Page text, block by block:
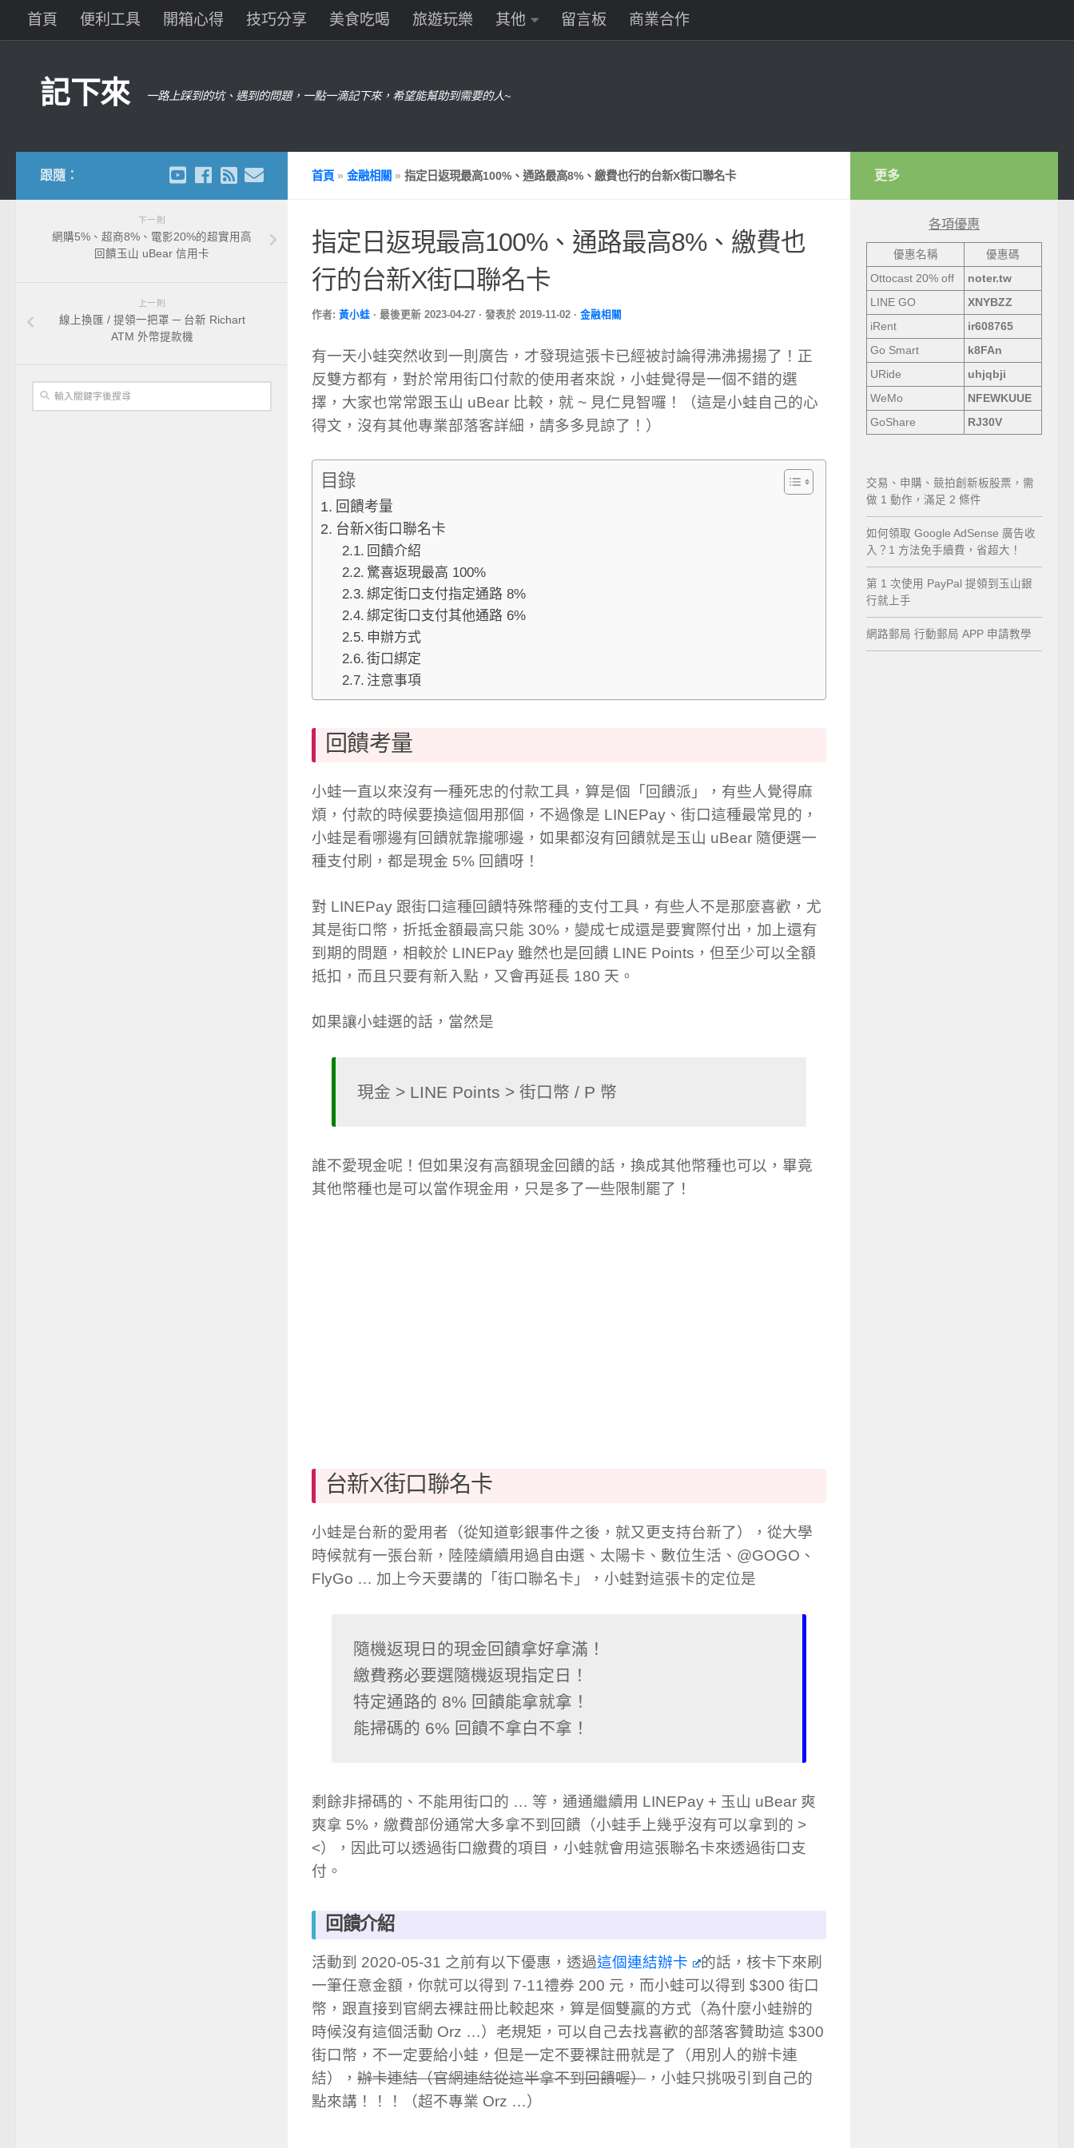
首頁 便利工具 開箱心得 技巧分享 美食吃喝 旅遊玩樂 其他 留言板 商業合作
記下來 一路上踩到的坑、遇到的問題，一點一滴記下來，希望能幫助到需要的人~
首頁 » 金融相關 » 指定日返現最高100%、通路最高8%、繳費也行的台新X街口聯名卡
指定日返現最高100%、通路最高8%、繳費也
行的台新X街口聯名卡
作者: 黃小蛙 · 最後更新 2023-04-27 · 發表於 2019-11-02 · 金融相關
有一天小蛙突然收到一則廣告，才發現這張卡已經被討論得沸沸揚揚了！正
反雙方都有，對於常用街口付款的使用者來說，小蛙覺得是一個不錯的選
擇，大家也常常跟玉山 uBear 比較，就 ~ 見仁見智囉！（這是小蛙自己的心
得文，沒有其他專業部落客詳細，請多多見諒了！）
目錄
回饋考量
台新X街口聯名卡
回饋介紹
驚喜返現最高 100%
綁定街口支付指定通路 8%
綁定街口支付其他通路 6%
申辦方式
街口綁定
注意事項
回饋考量
小蛙一直以來沒有一種死忠的付款工具，算是個「回饋派」，有些人覺得麻
煩，付款的時候要換這個用那個，不過像是 LINEPay、街口這種最常見的，
小蛙是看哪邊有回饋就靠攏哪邊，如果都沒有回饋就是玉山 uBear 隨便選一
種支付刷，都是現金 5% 回饋呀！
對 LINEPay 跟街口這種回饋特殊幣種的支付工具，有些人不是那麼喜歡，尤
其是街口幣，折抵金額最高只能 30%，變成七成還是要實際付出，加上還有
到期的問題，相較於 LINEPay 雖然也是回饋 LINE Points，但至少可以全額
抵扣，而且只要有新入點，又會再延長 180 天。
如果讓小蛙選的話，當然是
誰不愛現金呢！但如果沒有高額現金回饋的話，換成其他幣種也可以，畢竟
其他幣種也是可以當作現金用，只是多了一些限制罷了！
台新X街口聯名卡
小蛙是台新的愛用者（從知道彰銀事件之後，就又更支持台新了），從大學
時候就有一張台新，陸陸續續用過自由選、太陽卡、數位生活、@GOGO、
FlyGo … 加上今天要講的「街口聯名卡」，小蛙對這張卡的定位是
隨機返現日的現金回饋拿好拿滿！
繳費務必要選隨機返現指定日！
特定通路的 8% 回饋能拿就拿！
剩餘非掃碼的、不能用街口的 … 等，通通繼續用 LINEPay + 玉山 uBear 爽
爽拿 5%，繳費部份通常大多拿不到回饋（小蛙手上幾乎沒有可以拿到的 >
<），因此可以透過街口繳費的項目，小蛙就會用這張聯名卡來透過街口支
付。
回饋介紹
活動到 2020-05-31 之前有以下優惠，透過這個連結辦卡
的話，核卡下來刷
一筆任意金額，你就可以得到 7-11禮券 200 元，而小蛙可以得到 $300 街口
幣，跟直接到官網去裸註冊比較起來，算是個雙贏的方式（為什麼小蛙辦的
時候沒有這個活動 Orz …）老規矩，可以自己去找喜歡的部落客贊助這 $300
街口幣，不一定要給小蛙，但是一定不要裸註冊就是了（用別人的辦卡連
結）， 辦卡連結（官網連結從這半拿不到回饋喔） ，小蛙只挑吸引到自己的
點來講！！！（超不專業 Orz …）
跟隨：
下一則
網購5%、超商8%、電影20%的超實用高
回饋玉山 uBear 信用卡
上一則
線上換匯 / 提領一把罩 ─ 台新 Richart
ATM 外幣提款機
更多
各項優惠
優惠名稱
優惠碼
Ottocast 20% off
noter.tw
LINE GO
XNYBZZ
iRent
ir608765
Go Smart
k8FAn
URide
uhjqbji
WeMo
NFEWKUUE
GoShare
RJ30V
交易、申購、競拍創新板股票，需
做 1 動作，滿足 2 條件
如何領取 Google AdSense 廣告收
入？1 方法免手續費，省超大！
第 1 次使用 PayPal 提領到玉山銀
行就上手
網路郵局 行動郵局 APP 申請教學